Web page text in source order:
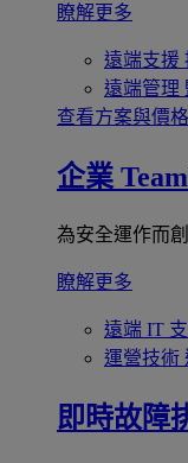
瞭解更多
遠端支援
遠端管理
查看方案與價格
企業
為安全運作而
瞭解更多
遠端 IT
運營技術
即時故障